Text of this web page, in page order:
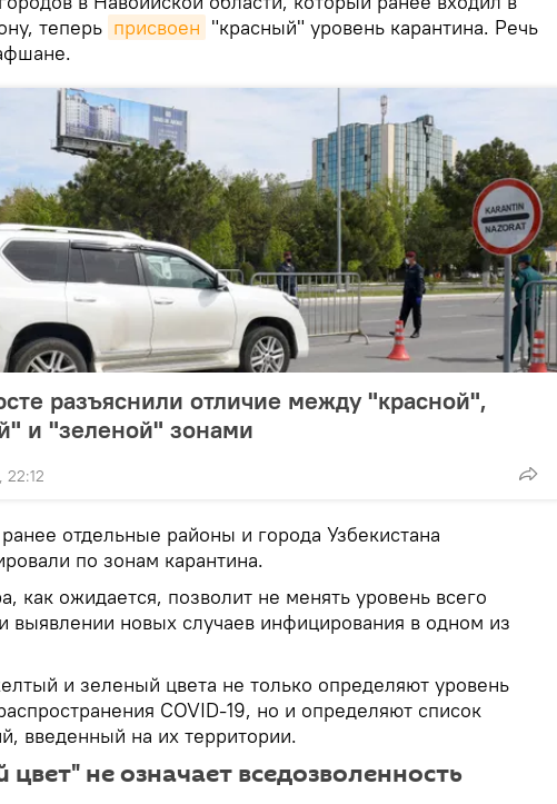
теперь присвоен "красный" уровень карантина. Речь
разъяснили отличие между "красной",
и "зеленой" зонами
22:12
ранее отдельные районы и города Узбекистана
по зонам карантина.
как ожидается, позволит не менять уровень всего
выявлении новых случаев инфицирования в одном из
и зеленый цвета не только определяют уровень
COVID-19, но и определяют список
введенный на их территории.
цвет" не означает вседозволенность